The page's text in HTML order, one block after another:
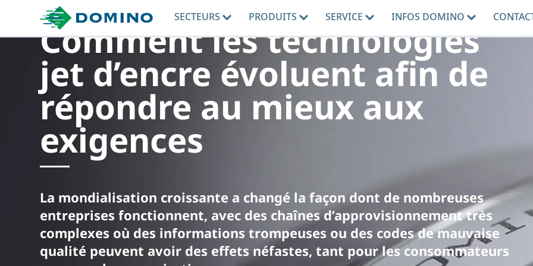
SECTEURS PRODUITS SERVICE INFOS DOMINO
Comment les technologies
jet d’encre évoluent afin de
répondre au mieux aux
exigences
La mondialisation croissante a changé la façon dont de nombreuses
entreprises fonctionnent, avec des chaînes d’approvisionnement très
complexes où des informations trompeuses ou des codes de mauvaise
qualité peuvent avoir des effets néfastes, tant pour les consommateurs